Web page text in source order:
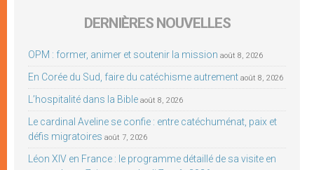
DERNIÈRES NOUVELLES
OPM : former, animer et soutenir la mission août 8, 2026
En Corée du Sud, faire du catéchisme autrement août 8, 2026
L’hospitalité dans la Bible août 8, 2026
Le cardinal Aveline se confie : entre catéchuménat, paix et
défis migratoires août 7, 2026
Léon XIV en France : le programme détaillé de sa visite en